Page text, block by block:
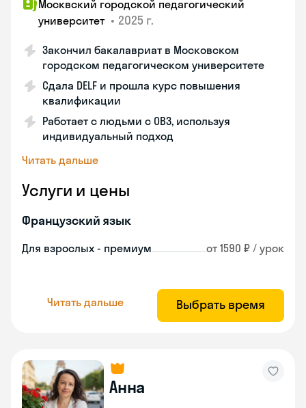
Москвский городской педагогический
университет • 2025 г.
Закончил бакалавриат в Московском
городском педагогическом университете
Сдала DELF и прошла курс повышения
квалификации
Работает с людьми с ОВЗ, используя
индивидуальный подход
Читать дальше
Услуги и цены
Французский язык
Для взрослых - премиум от 1590 ₽ / урок
Читать дальше Выбрать время
Анна